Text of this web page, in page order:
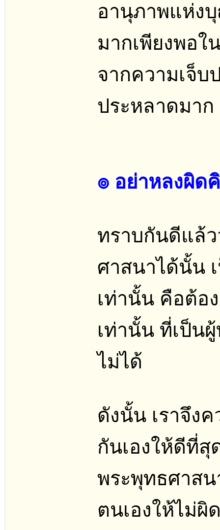
อานุภาพแห่ง
มากเพียงพอ
จากความเจ็บ
ประหลาดมาก
๏ อย่าหลงผิด
ทราบกันดีแล้
ศาสนาได้นั้น
เท่านั้น คือต้อ
เท่านั้น ที่เป็น
ไม่ได้
ดังนั้น เราจึงค
กันเองให้ดีที่
พระพุทธศาส
ตนเองให้ไม่ผิ